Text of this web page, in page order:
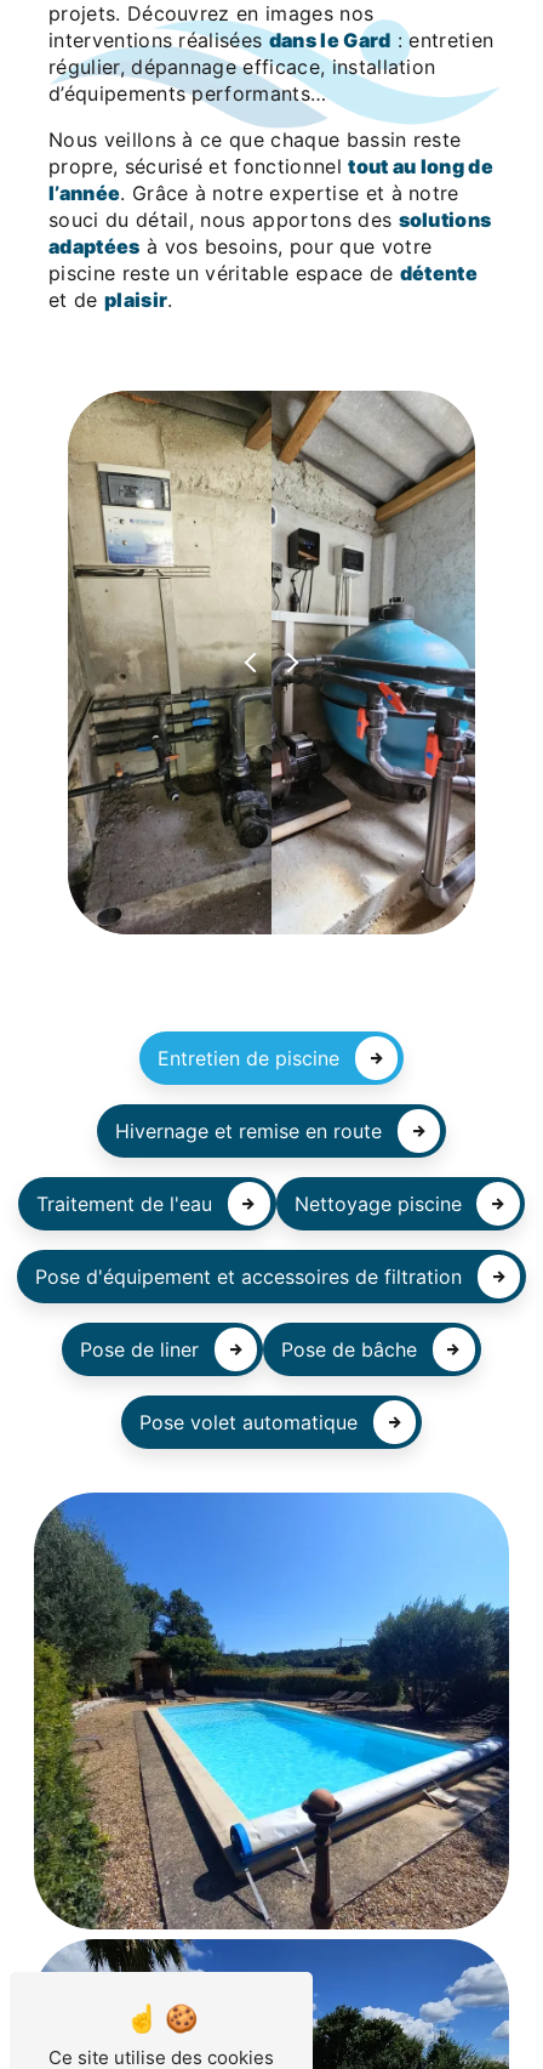
projets. Découvrez en images nos
interventions réalisées dans le Gard : entretien
régulier, dépannage efficace, installation
d’équipements performants…
Nous veillons à ce que chaque bassin reste
propre, sécurisé et fonctionneltout au long de
l’année. Grâce à notre expertise et à notre
souci du détail, nous apportons des solutions
adaptées à vos besoins, pour que votre
piscine reste un véritable espace de détente
et de plaisir.
Entretien de piscine
Hivernage et remise en route
Traitement de l'eau Nettoyage piscine
Pose d'équipement et accessoires de filtration
Pose de liner Pose de bâche
Pose volet automatique
Ce site utilise des cookies